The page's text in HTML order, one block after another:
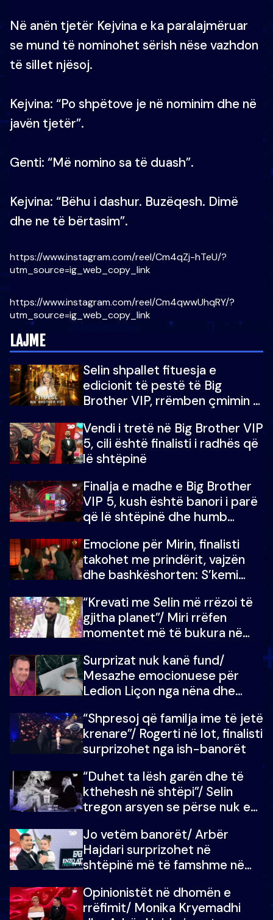
Në anën tjetër Kejvina e ka paralajmëruar
se mund të nominohet sërish nëse vazhdon
të sillet njësoj.
Kejvina: “Po shpëtove je në nominim dhe në
javën tjetër”.
Genti: “Më nomino sa të duash”.
Kejvina: “Bëhu i dashur. Buzëqesh. Dimë
dhe ne të bërtasim”.
https://www.instagram.com/reel/Cm4qZj-hTeU/?
utm_source=ig_web_copy_link
https://www.instagram.com/reel/Cm4qwwUhqRY/?
utm_source=ig_web_copy_link
LAJME
Selin shpallet fituesja e
edicionit të pestë të Big
Brother VIP, rrëmben çmimin e
Vendi i tretë në Big Brother VIP
5, cili është finalisti i radhës që
lë shtëpinë
Finalja e madhe e Big Brother
VIP 5, kush është banori i parë
që lë shtëpinë dhe humb
çmimin e madh
Emocione për Mirin, finalisti
takohet me prindërit, vajzën
dhe bashkëshorten: S’kemi
“Krevati me Selin më rrëzoi të
gjitha planet”/ Miri rrëfen
momentet më të bukura në
mungojë zilja e mëngjesit kur…
Surprizat nuk kanë fund/
Mesazhe emocionuese për
Ledion Liçon nga nëna dhe
mban dot lotët: Nuk meritoj…
“Shpresoj që familja ime të jetë
krenare”/ Rogerti në lot, finalisti
surprizohet nga ish-banorët
“Duhet ta lësh garën dhe të
kthehesh në shtëpi”/ Selin
tregon arsyen se përse nuk e
çoja luftën time deri në fund
Jo vetëm banorët/ Arbër
Hajdari surprizohet në
shtëpinë më të famshme në
vajzën e tij
Opinionistët në dhomën e
rrëfimit/ Monika Kryemadhi